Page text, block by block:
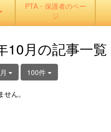
PTA・保護者のペー
ジ
10月の記事一覧
100件
ん。